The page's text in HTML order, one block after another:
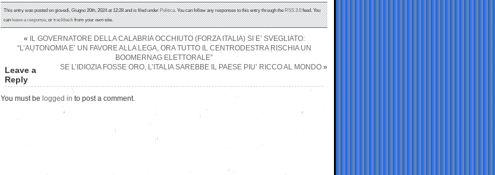
This entry was posted on giovedì, Giugno 20th, 2024 at 12:28 and is filed underPolitica. You can follow any responses to this entry through theRSS 2.0feed. You
canleave a response, ortrackbackfrom your own site.
«
IL GOVERNATORE DELLA CALABRIA OCCHIUTO (FORZA ITALIA) SI E’ SVEGLIATO:
“L’AUTONOMIA E’ UN FAVORE ALLA LEGA, ORA TUTTO IL CENTRODESTRA RISCHIA UN
BOOMERNAG ELETTORALE”
SE L’IDIOZIA FOSSE ORO, L’ITALIA SAREBBE IL PAESE PIU’ RICCO AL MONDO »
Leave a
Reply
You must be logged in to post a comment.